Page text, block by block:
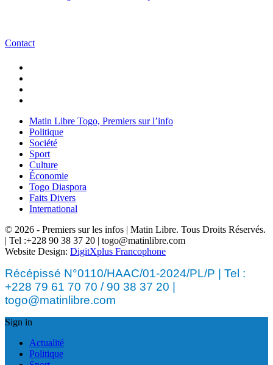
Contact
Matin Libre Togo, Premiers sur l’info
Politique
Société
Sport
Culture
Économie
Togo Diaspora
Faits Divers
International
© 2026 - Premiers sur les infos | Matin Libre. Tous Droits Réservés.
| Tel :+228 90 38 37 20 | togo@matinlibre.com
Website Design: DigitXplus Francophone
Récépissé N°0110/HAAC/01-2024/PL/P | Tel :
+228 79 61 70 70 / 90 38 37 20 |
togo@matinlibre.com
Sign in
Actualité
Politique